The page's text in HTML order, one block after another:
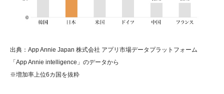
出典：App Annie Japan 株式会社 アプリ市場データプラットフォーム
「App Annie intelligence」のデータから
※増加率上位6カ国を抜粋